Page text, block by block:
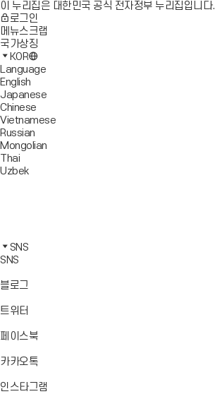
이 누리집은 대한민국 공식 전자정부 누리집입니다.
로그인
메뉴스크랩
국가상징
KOR
Language
English
Japanese
Chinese
Vietnamese
Russian
Mongolian
Thai
Uzbek
가
기
로
가
북
바
가
타
그
바
가
카
오
바
가
SNS
SNS
블로그
트위터
가
페이스북바
가
카카오톡바
가
인스타그램